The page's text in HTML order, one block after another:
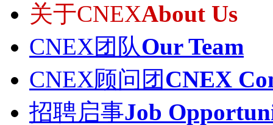
关于CNEXAbout Us
CNEX团队Our Team
CNEX顾问团 CNEX
招聘启事Job